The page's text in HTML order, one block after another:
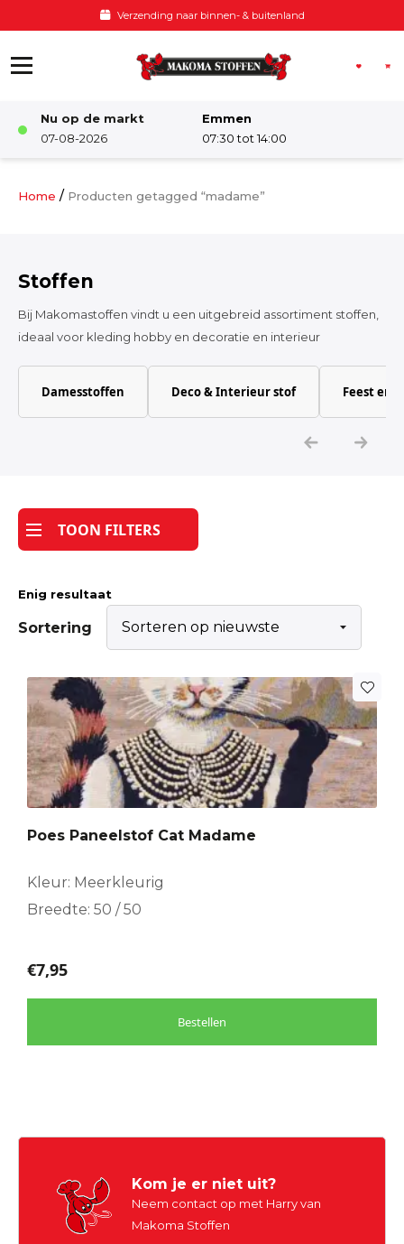
Verzending naar binnen- & buitenland
Nu op de markt
07-08-2026
Emmen
07:30 tot 14:00
Damesstoffen
Katoen
Tijdpakker stof
Home / Producten getagged “madame”
Stoffen
Bij Makomastoffen vindt u een uitgebreid assortiment stoffen,
ideaal voor kleding hobby en decoratie en interieur
Damesstoffen Deco & Interieur stof Feest en
TOON FILTERS
Enig resultaat
Sortering
Poes Paneelstof Cat Madame
Kleur: Meerkleurig
Breedte: 50 / 50
€7,95
Bestellen
Kom je er niet uit?
Neem contact op met Harry van
Makoma Stoffen